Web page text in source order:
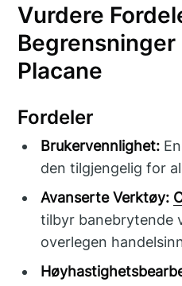
Vurdere
Begrensninger
Placane
Fordeler
Brukervennlighet:
den tilgjengelig for
Avanserte Verktøy:
tilbyr banebrytende
overlegen